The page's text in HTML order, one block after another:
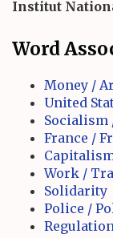
Institut
Word
Money /
United
Socialism
France /
Work /
Solidarity
Police /